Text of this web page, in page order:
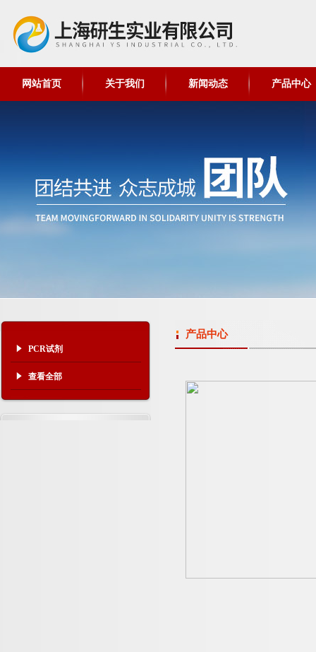
网站首页 关于我们 新闻动态 产品中心
PCR试剂
查看全部
产品中心